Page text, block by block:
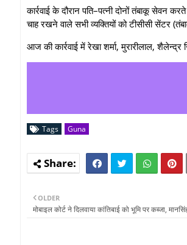
कार्रवाई के दौरान पति–पत्नी दोनों तंबाकू सेवन
चाह रखने वाले सभी व्यक्तियों को टीसीसी सेंटर
आज की कार्रवाई में रेखा शर्मा, मुरारीलाल,
Tags Guna
OLDER
मोबाइल कोर्ट ने दिलवाया कांतिबाई को भूमि पर कब्जा,